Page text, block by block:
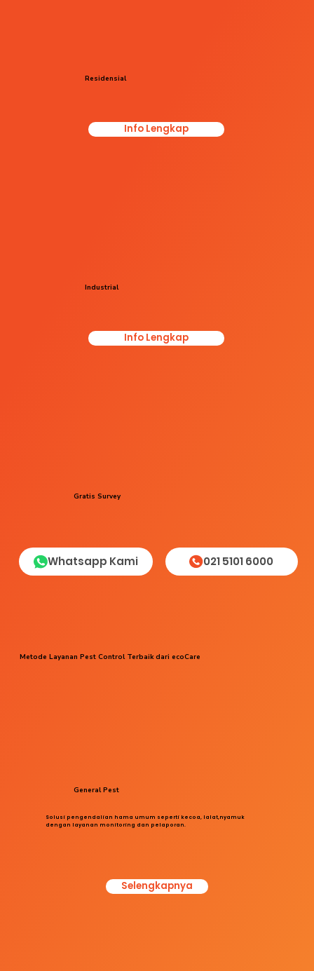
Gratis Survey
Residensial
Info Lengkap
Industrial
Info Lengkap
Whatsapp Kami 021 5101 6000
Metode Layanan Pest Control Terbaik dari ecoCare
Solusi pengendalian hama umum seperti kecoa, lalat,nyamuk
dengan layanan monitoring dan pelaporan.
General Pest
Selengkapnya